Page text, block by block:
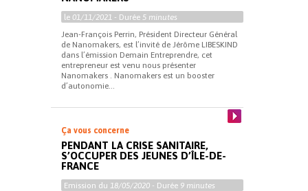
le 01/11/2021 - Durée 5 minutes
Jean-François Perrin, Président Directeur Général
de Nanomakers, est l’invité de Jérôme LIBESKIND
dans l’émission Demain Entreprendre, cet
entrepreneur est venu nous présenter
Nanomakers . Nanomakers est un booster
d’autonomie...
Ça vous concerne
PENDANT LA CRISE SANITAIRE,
S’OCCUPER DES JEUNES D’ÎLE-DE-
FRANCE
Emission du 18/05/2020 - Durée 9 minutes